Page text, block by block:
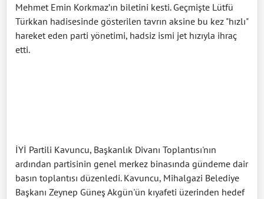
Mehmet Emin Korkmaz’ın biletini kesti. Geçmişte Lütfü
Türkkan hadisesinde gösterilen tavrın aksine bu kez "hızlı"
hareket eden parti yönetimi, hadsiz ismi jet hızıyla ihraç
etti.
İYİ Partili Kavuncu, Başkanlık Divanı Toplantısı'nın
ardından partisinin genel merkez binasında gündeme dair
basın toplantısı düzenledi. Kavuncu, Mihalgazi Belediye
Başkanı Zeynep Güneş Akgün'ün kıyafeti üzerinden hedef